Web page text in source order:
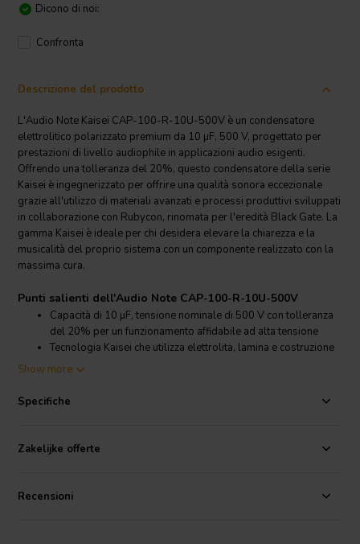
Dicono di noi:
Confronta
Descrizione del prodotto
L'Audio Note Kaisei CAP-100-R-10U-500V è un condensatore
elettrolitico polarizzato premium da 10 µF, 500 V, progettato per
prestazioni di livello audiophile in applicazioni audio esigenti.
Offrendo una tolleranza del 20%, questo condensatore della serie
Kaisei è ingegnerizzato per offrire una qualità sonora eccezionale
grazie all'utilizzo di materiali avanzati e processi produttivi sviluppati
in collaborazione con Rubycon, rinomata per l'eredità Black Gate. La
gamma Kaisei è ideale per chi desidera elevare la chiarezza e la
musicalità del proprio sistema con un componente realizzato con la
massima cura.
Punti salienti dell'Audio Note CAP-100-R-10U-500V
Capacità di 10 µF, tensione nominale di 500 V con tolleranza
del 20% per un funzionamento affidabile ad alta tensione
Tecnologia Kaisei che utilizza elettrolita, lamina e costruzione
di qualità superiore per prestazioni audio eccellenti
all'eredità dei condensatori Black Gate
Kaisei
Show more
Specifiche
Zakelijke offerte
Recensioni